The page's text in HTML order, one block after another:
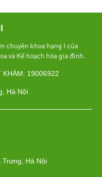
chuyên khoa hạng I của
và Kế hoạch hóa gia đình.
19006922
Hà Nội
Trưng, Hà Nội